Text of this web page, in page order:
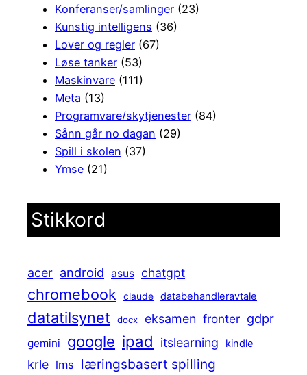
Konferanser/samlinger (23)
Kunstig intelligens (36)
Lover og regler (67)
Løse tanker (53)
Maskinvare (111)
Meta (13)
Programvare/skytjenester (84)
Sånn går no dagan (29)
Spill i skolen (37)
Ymse (21)
Stikkord
acer android asus chatgpt
chromebook claude databehandleravtale
datatilsynet docx eksamen fronter gdpr
gemini google ipad itslearning kindle
krle lms læringsbasert spilling